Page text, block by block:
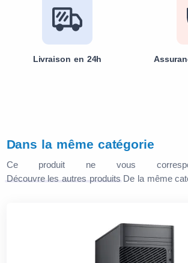
Livraison en 24h
Dans la même catégorie
Ce produit ne vous
Découvre les autres produits De la même